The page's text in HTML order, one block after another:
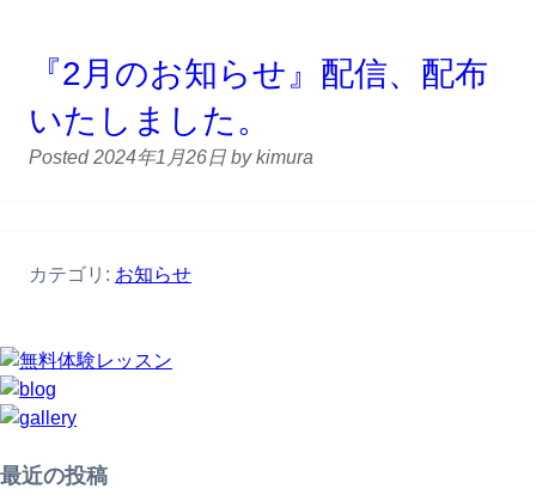
『2月のお知らせ』配信、配布
いたしました。
Posted2024年1月26日 by kimura
カテゴリ: お知らせ
最近の投稿